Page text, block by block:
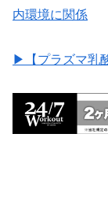
内環境に関係
▶︎【プラズマ乳